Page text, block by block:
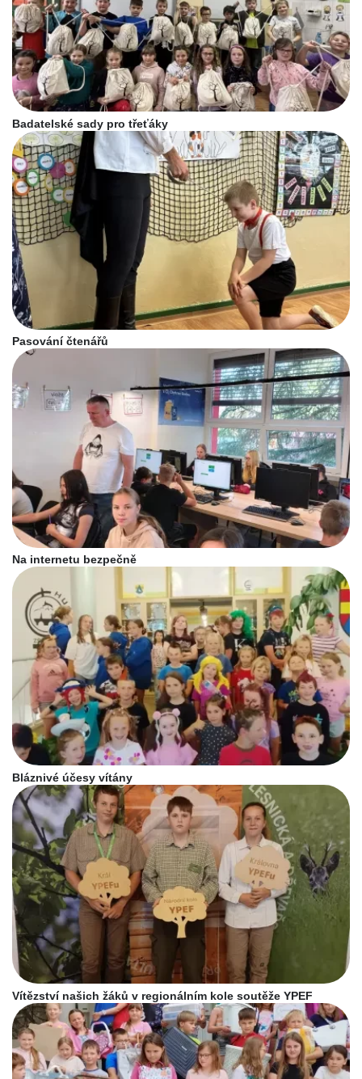
Badatelské sady pro třeťáky
Pasování čtenářů
Na internetu bezpečně
Bláznivé účesy vítány
Vítězství našich žáků v regionálním kole soutěže YPEF